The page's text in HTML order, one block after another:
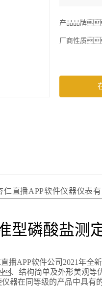
使仪器在
产品品牌
世
厂商性质
仁直播APP软件仪器仪表
型磷酸盐测
播APP软件公司2021年全
结构简单及外形美观等
器在同等级的产品中具